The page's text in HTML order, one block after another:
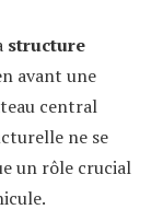
structure
avant une
central
ne se
un rôle crucial